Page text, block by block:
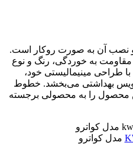
نصب آن به صورت روکار است.
۲۵ میلی‌متری، مقاومت به خوردگی، رنگ‌ و نوع
طراحی مینیمالیستی خود،
بهداشتی می‌بخشد. خطوط
محصول را به محصولی برجسته
مدل کواترو